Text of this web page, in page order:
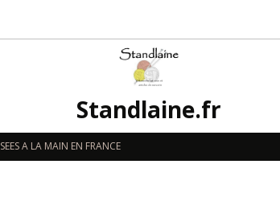
Standlaine.fr
A LA MAIN EN FRANCE